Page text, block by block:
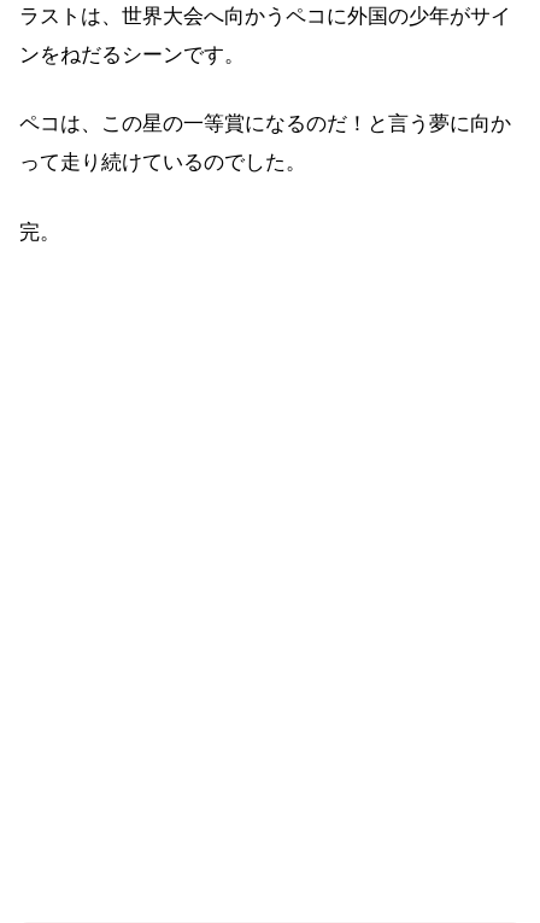
ラストは、世界大会へ向かうペコに外国の少年がサイ
ンをねだるシーンです。
ペコは、この星の一等賞になるのだ！と言う夢に向か
って走り続けているのでした。
完。